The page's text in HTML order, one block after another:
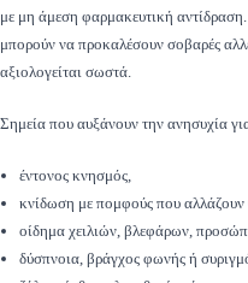
με μη άμεση φαρμακευτική αντίδραση.
μπορούν να προκαλέσουν σοβαρές
αξιολογείται σωστά.
Σημεία που αυξάνουν την ανησυχία
έντονος κνησμός,
κνίδωση με πομφούς που αλλάζουν
οίδημα χειλιών, βλεφάρων,
δύσπνοια, βράγχος φωνής ή